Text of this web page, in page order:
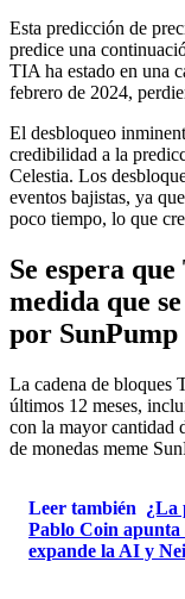
Esta predicción de
predice una
TIA ha estado en una
febrero de 2024,
El desbloqueo
credibilidad a la
Celestia. Los
eventos bajistas, ya
poco tiempo, lo que
Se espera
medida que
por SunPump
La cadena de bloques
últimos 12 meses,
con la mayor cantidad
de monedas meme
Leer también ¿La
Pablo Coin apunta
expande la AI y